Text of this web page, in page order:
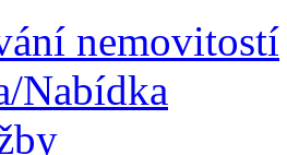
nemovitostí
Nabídka